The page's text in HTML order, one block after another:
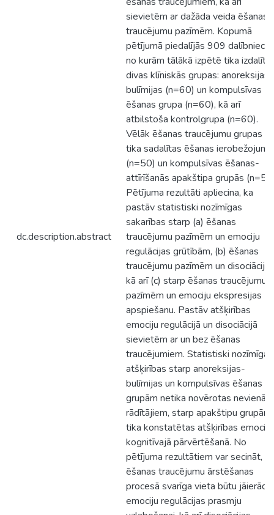
dc.description.abstract
sievietēm ar dažāda veida ēšanas
traucējumu pazīmēm. Kopumā
pētījumā piedalījās 909
no kurām tālākā izpētē tika
divas klīniskās grupas: anoreksijas-
bulīmijas (n=60) un kompulsīvas
ēšanas grupa (n=60), kā arī
atbilstoša kontrolgrupa (n=60).
Vēlāk ēšanas traucējumu grupas
tika sadalītas ēšanas ierobežojumu
(n=50) un kompulsīvas ēšanas-
attīrīšanās apakštipa grupās
Pētījuma rezultāti apliecina, ka
pastāv statistiski nozīmīgas
sakarības starp (a) ēšanas
traucējumu pazīmēm un emociju
regulācijas grūtībām, (b) ēšanas
traucējumu pazīmēm un disociāciju,
kā arī (c) starp ēšanas traucējumu
pazīmēm un emociju ekspresijas
apspiešanu. Pastāv atšķirības
emociju regulācijā un disociācijā
sievietēm ar un bez ēšanas
traucējumiem. Statistiski nozīmīgas
atšķirības starp anoreksijas-
bulīmijas un kompulsīvas ēšanas
grupām netika novērotas nevienā
rādītājiem, starp apakštipu grupām
tika konstatētas atšķirības emociju
kognitīvajā pārvērtēšanā. No
pētījuma rezultātiem var secināt, ka
ēšanas traucējumu ārstēšanas
procesā svarīga vieta būtu jāierāda
emociju regulācijas prasmju